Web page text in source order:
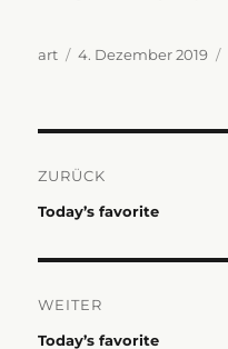
Autor
art
Veröffentlicht
4. Dezember 2019
ZURÜCK
Vorheriger
Today’s favorite
WEITER
Nächster
Today’s favorite